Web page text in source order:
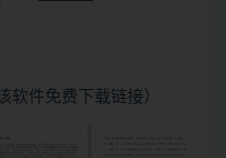
件免费下载链接）